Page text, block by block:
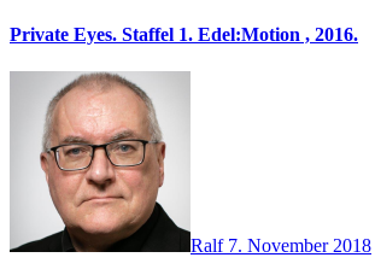
Private Eyes. Staffel 1. Edel:Motion , 2016.
Ralf 7. November 2018